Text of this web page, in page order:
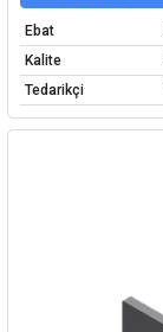
Ebat
Kalite
Tedarikçi